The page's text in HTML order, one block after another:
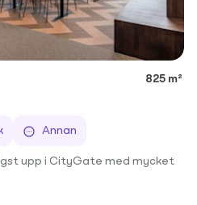
825 m²
Annan
upp i CityGate med mycket